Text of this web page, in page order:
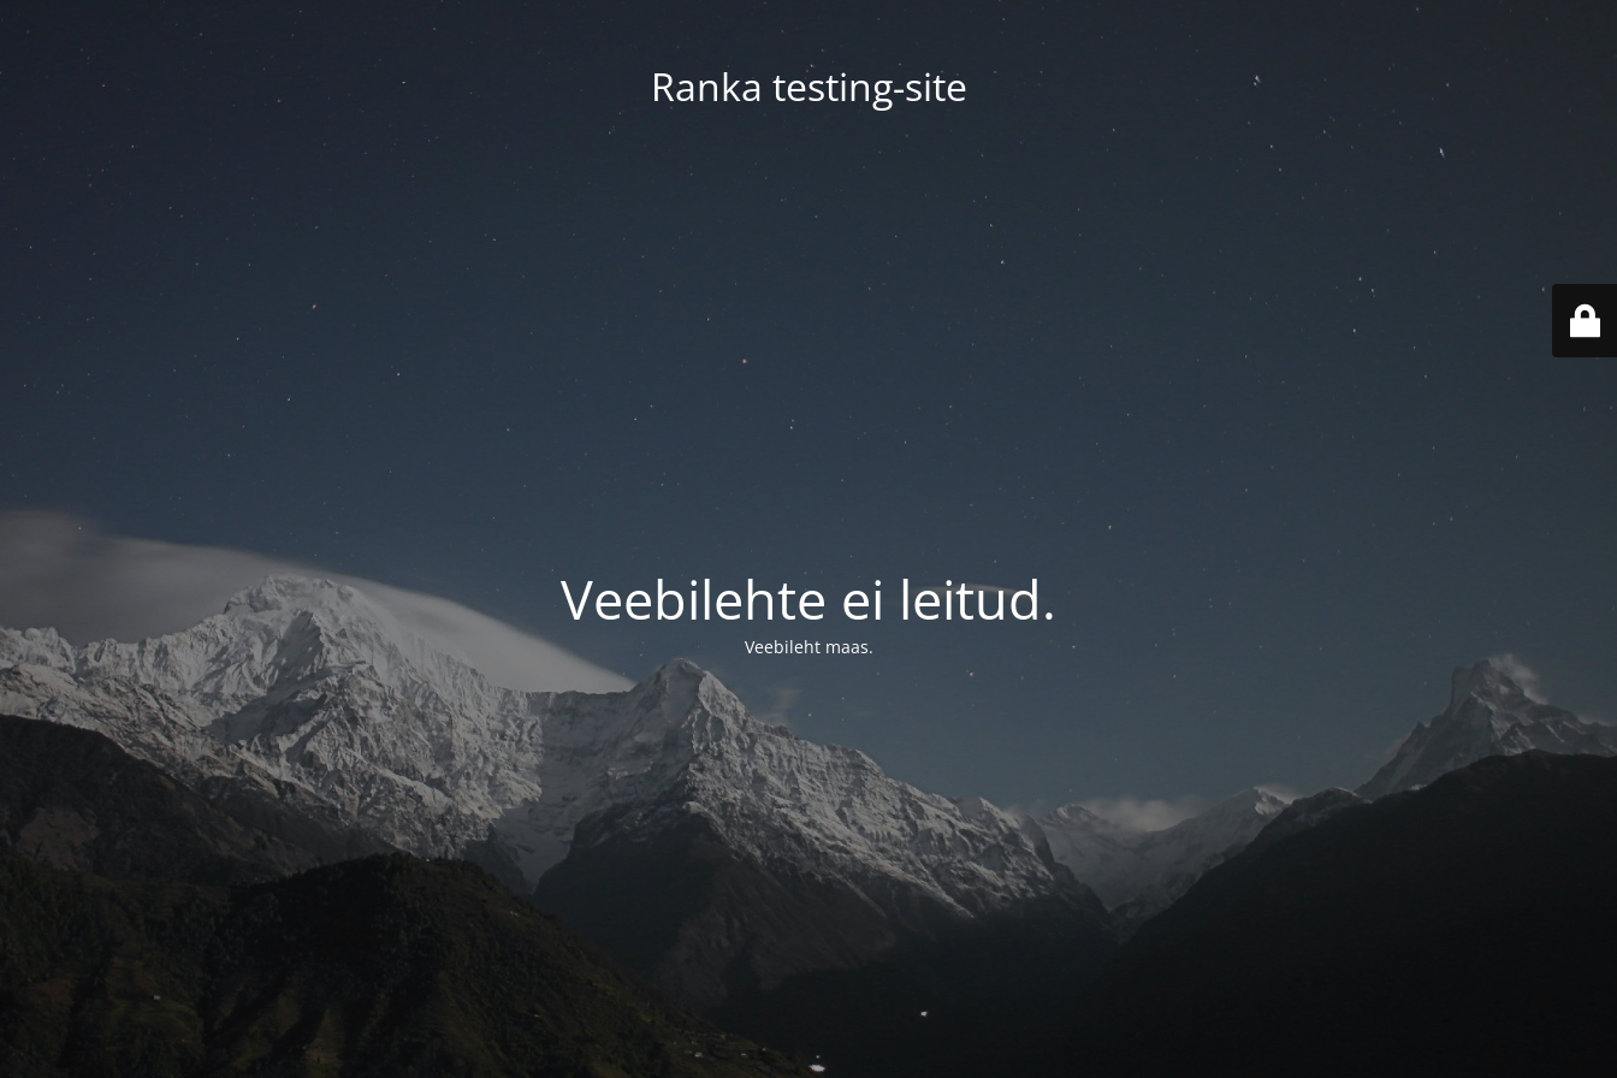
Ranka testing-site
Veebilehte ei leitud.
Veebileht maas.